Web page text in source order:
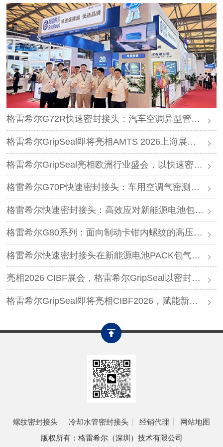
格雷希尔G72R快速密封接头：汽车空调异型管口测试方案
格雷希尔GripSeal即将亮相AMTS 2026上海展，以密封技术赋能汽车制造
格雷希尔GripSeal亮相欧洲行业盛会，以快速密封技术赋能欧洲新能源产业链
格雷希尔G70P快速密封接头：车用空调气密测试的可靠选择
格雷希尔快速密封接头：高效应对新能源电池包防爆阀测试难题
格雷希尔G80系列：面向制动卡钳内螺纹的高压密封连接方案
格雷希尔快速密封接头在新能源电池PACK包气密测试中的应用
亮相2026 CIBF展会，格雷希尔GripSeal以密封连接硬核实力圈粉
格雷希尔GripSeal即将亮相CIBF2026，赋能新能源产业绿色发展
螺纹密封接头 冷却水管密封接头 经销代理
网站地图
版权所有：格雷希尔（深圳）技术有限公司